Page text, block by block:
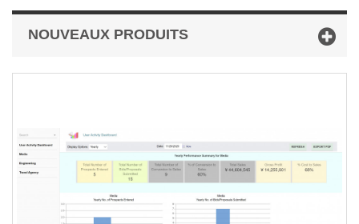
NOUVEAUX PRODUITS